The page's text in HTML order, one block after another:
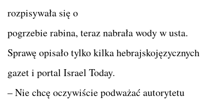
rozpisywała się o
pogrzebie rabina, teraz nabrała wody w usta.
Sprawę opisało tylko kilka hebrajskojęzycznych
gazet i portal Israel Today.
– Nie chcę oczywiście podważać autorytetu